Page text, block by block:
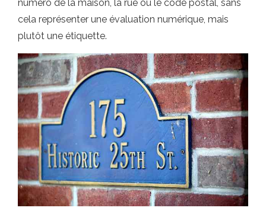
numéro de la maison, la rue ou le code postal, sans
cela représenter une évaluation numérique, mais
plutôt une étiquette.